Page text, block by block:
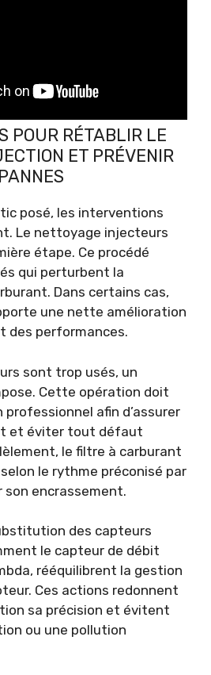
POUR RÉTABLIR LE
ET PRÉVENIR
posé, les interventions
Le nettoyage injecteurs
étape. Ce procédé
qui perturbent la
Dans certains cas,
une nette amélioration
des performances.
sont trop usés, un
Cette opération doit
afin d’assurer
et éviter tout défaut
le filtre à carburant
le rythme préconisé par
son encrassement.
des capteurs
le capteur de débit
rééquilibrent la gestion
Ces actions redonnent
sa précision et évitent
ou une pollution